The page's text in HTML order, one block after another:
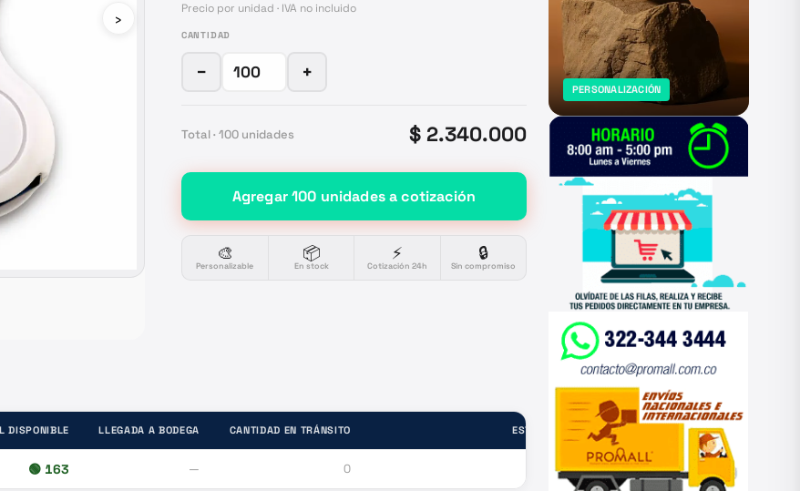
›
Precio por unidad · IVA no incluido
CANTIDAD
− +
Total · 100 unidades $ 2.340.000
Agregar100 unidadesa cotización
🎨
Personalizable
📦
En stock
⚡
Cotización 24h
🔒
Sin compromiso
DISPONIBLE LLEGADA A BODEGA CANTIDAD EN TRÁNSITO ESTADO
🟢 163 — 0
PERSONALIZACIÓN